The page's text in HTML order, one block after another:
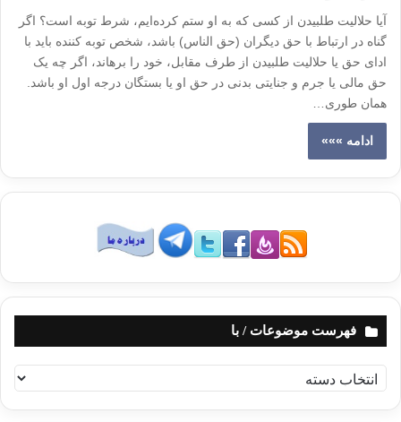
آیا حلالیت طلبیدن از کسی که به او ستم کرده‌ایم، شرط توبه است؟ اگر
گناه در ارتباط با حق دیگران (حق الناس) باشد، شخص توبه کننده باید با
ادای حق یا حلالیت طلبیدن از طرف مقابل، خود را برهاند، اگر چه یک
حق مالی یا جرم و جنایتی بدنی در حق او یا بستگان درجه اول او باشد.
همان طوری…
ادامه »»»
فهرست موضوعات / با
ه
ر